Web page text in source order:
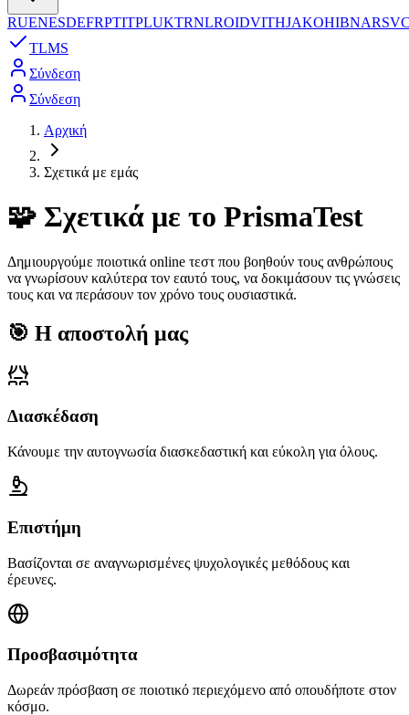
RUENESDEFRPTITPLUKTRNLROIDVITHJAKOHIBNARSV
TLMS
Σύνδεση
Σύνδεση
Αρχική
Σχετικά με εμάς
🧩 Σχετικά με το PrismaTest
Δημιουργούμε ποιοτικά online τεστ που βοηθούν τους ανθρώπους
να γνωρίσουν καλύτερα τον εαυτό τους, να δοκιμάσουν τις γνώσεις
τους και να περάσουν τον χρόνο τους ουσιαστικά.
🎯 Η αποστολή μας
Διασκέδαση
Κάνουμε την αυτογνωσία διασκεδαστική και εύκολη για όλους.
Επιστήμη
Βασίζονται σε αναγνωρισμένες ψυχολογικές μεθόδους και
έρευνες.
Προσβασιμότητα
Δωρεάν πρόσβαση σε ποιοτικό περιεχόμενο από οπουδήποτε στον
κόσμο.